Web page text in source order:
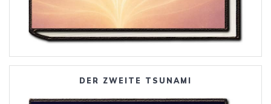
DER ZWEITE TSUNAMI